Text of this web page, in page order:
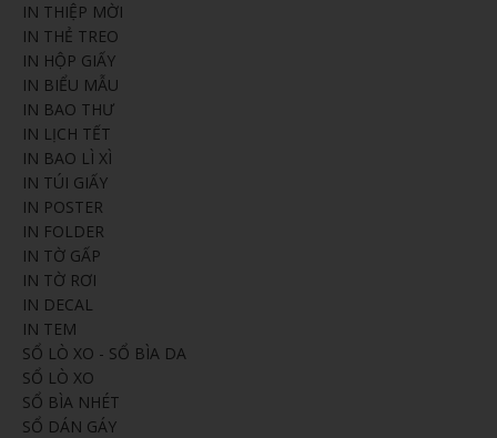
IN THIỆP MỜI
IN THẺ TREO
IN HỘP GIẤY
IN BIỂU MẪU
IN BAO THƯ
IN LỊCH TẾT
IN BAO LÌ XÌ
IN TÚI GIẤY
IN POSTER
IN FOLDER
IN TỜ GẤP
IN TỜ RƠI
IN DECAL
IN TEM
SỔ LÒ XO - SỔ BÌA DA
SỔ LÒ XO
SỔ BÌA NHÉT
SỔ DÁN GÁY